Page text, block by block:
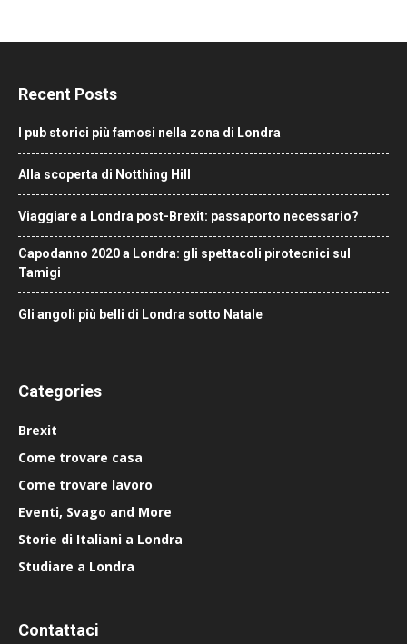
Recent Posts
I pub storici più famosi nella zona di Londra
Alla scoperta di Notthing Hill
Viaggiare a Londra post-Brexit: passaporto necessario?
Capodanno 2020 a Londra: gli spettacoli pirotecnici sul
Tamigi
Gli angoli più belli di Londra sotto Natale
Categories
Brexit
Come trovare casa
Come trovare lavoro
Eventi, Svago and More
Storie di Italiani a Londra
Studiare a Londra
Contattaci